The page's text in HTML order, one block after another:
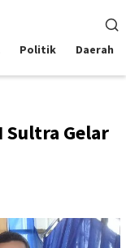
Politik Daerah
Sultra Gelar